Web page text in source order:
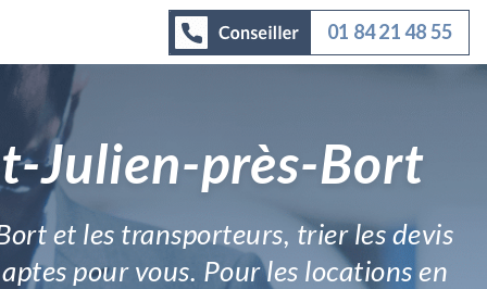
01 84 21 48 55
Julien-près-Bort
et les transporteurs, trier les devis
pour vous. Pour les locations en